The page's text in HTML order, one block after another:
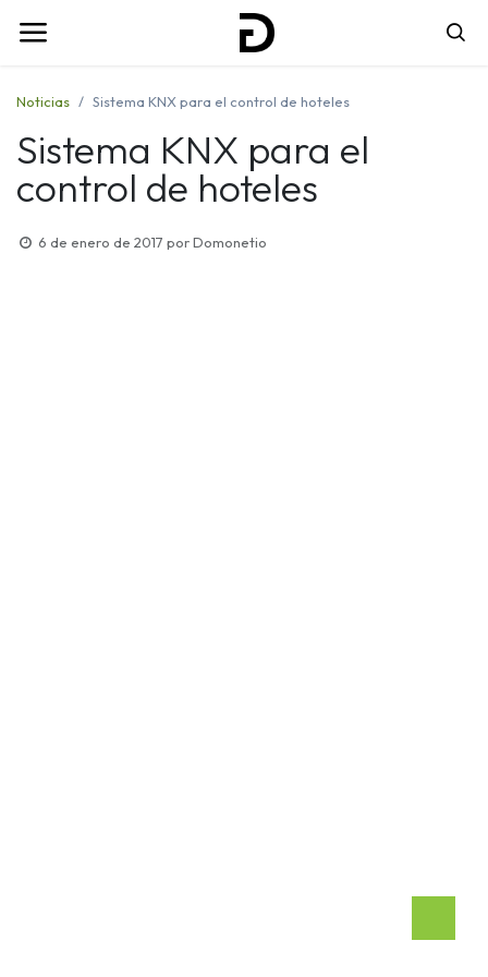
Noticias Sistema KNX para el control de hoteles
Sistema KNX para el
control de hoteles
6 de enero de 2017 porDomonetio